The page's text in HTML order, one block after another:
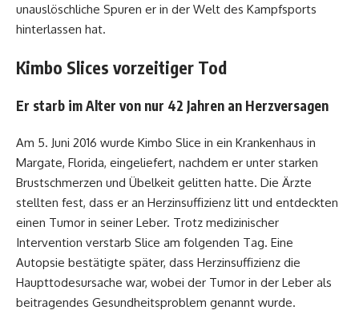
unauslöschliche Spuren er in der Welt des Kampfsports
hinterlassen hat.
Kimbo Slices vorzeitiger Tod
Er starb im Alter von nur 42 Jahren an Herzversagen
Am 5. Juni 2016 wurde Kimbo Slice in ein Krankenhaus in
Margate, Florida, eingeliefert, nachdem er unter starken
Brustschmerzen und Übelkeit gelitten hatte. Die Ärzte
stellten fest, dass er an Herzinsuffizienz litt und entdeckten
einen Tumor in seiner Leber. Trotz medizinischer
Intervention verstarb Slice am folgenden Tag. Eine
Autopsie bestätigte später, dass Herzinsuffizienz die
Haupttodesursache war, wobei der Tumor in der Leber als
beitragendes Gesundheitsproblem genannt wurde.